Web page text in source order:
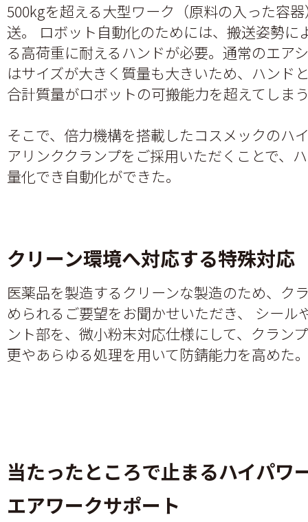
500kgを超える大型ワーク（原料の入った容
送。 ロボット自動化のためには、搬送姿勢に
る高荷重に耐えるハンドが必要。通常のエア
はサイズが大きく質量も大きいため、ハンド
合計質量がロボットの可搬能力を超えてしま
そこで、倍力機構を搭載したコスメックのハ
アリンククランプをご採用いただくことで、
量化でき自動化ができた。
クリーン環境へ対応する特殊対応
医薬品を製造するクリーンな製造のため、ク
められるご要望をお聞かせいただき、 シール
ント部を、微小粉末対応仕様にして、クラン
更やあらゆる処理を用いて防錆能力を高めた
当たったところで止まるハイパワ
エアワークサポート